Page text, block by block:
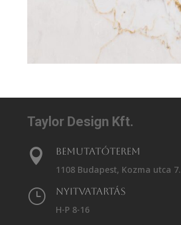
Taylor Design Kft.

Bemutatóterem
1108 Budapest, Kozma utca 7.
}
Nyitvatartás
H-P 8-16